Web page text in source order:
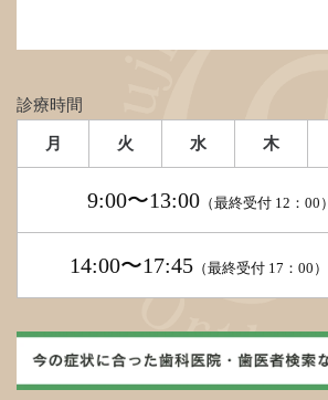
診療時間
月 火 水 木
9:00〜13:00 （最終受付 12：00）
14:00〜17:45 （最終受付 17：00）